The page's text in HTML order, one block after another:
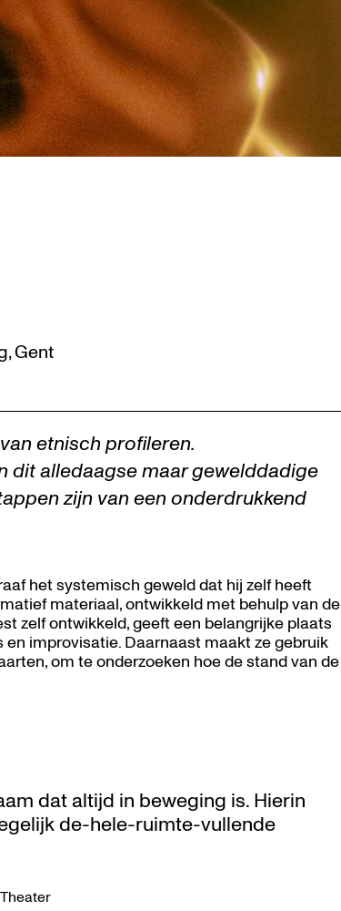
Gent
etnisch profileren.
dit alledaagse maar gewelddadige
zijn van een onderdrukkend
het systemisch geweld dat hij zelf heeft
materiaal, ontwikkeld met behulp van de
zelf ontwikkeld, geeft een belangrijke plaats
improvisatie. Daarnaast maakt ze gebruik
om te onderzoeken hoe de stand van de
dat altijd in beweging is. Hierin
de-hele-ruimte-vullende